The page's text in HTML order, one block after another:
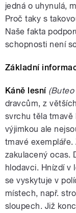
jedná o uhynulá,
Proč taky s
Naše fakta
schopnosti není
Základní
Káně lesní
dravcům, z
svrchu těla tmavě
výjimkou ale
tmavé exempláře.
zakulacený ocas.
hlodavci. Hnízdí v
se vyskytuje v
místech, např.
sloupech. Již